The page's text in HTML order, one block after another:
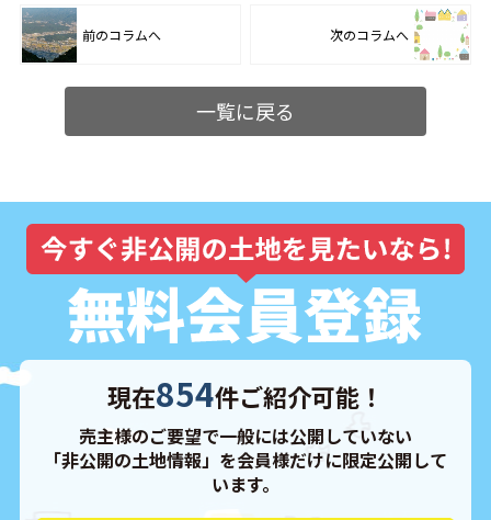
前のコラムへ 次のコラムへ
一覧に戻る
現在854件ご紹介可能！
売主様のご要望で一般には公開していない
「非公開の土地情報」を会員様だけに限定公開して
います。